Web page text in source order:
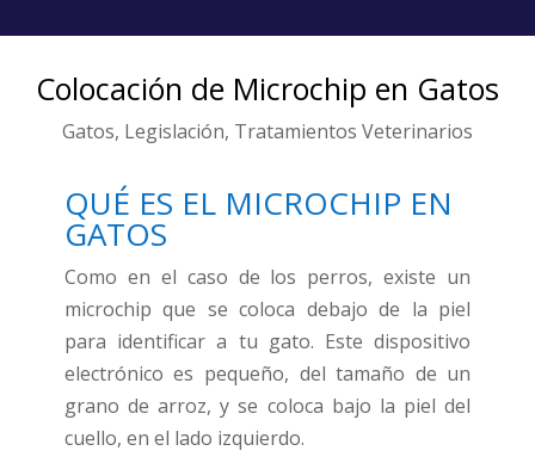
Colocación de Microchip en Gatos
Gatos, Legislación, Tratamientos Veterinarios
QUÉ ES EL MICROCHIP EN
GATOS
Como en el caso de los perros, existe un
microchip que se coloca debajo de la piel
para identificar a tu gato. Este dispositivo
electrónico es pequeño, del tamaño de un
grano de arroz, y se coloca bajo la piel del
cuello, en el lado izquierdo.